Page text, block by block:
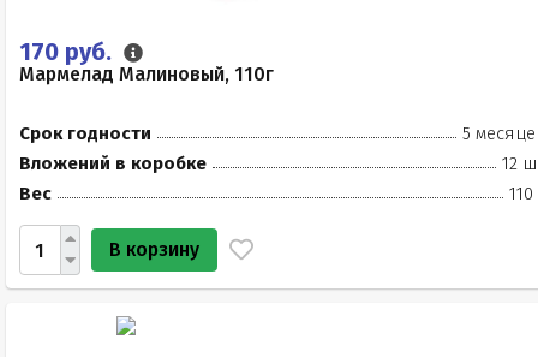
170 руб.
Мармелад Малиновый, 110г
Срок годности
5
Вложений в коробке
12
Вес
110
В корзину